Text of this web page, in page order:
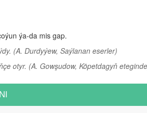
ýa-da mis gap.
(A. Durdyýew, Saýlanan eserler)
otyr. (A. Gowşudow, Köpetdagyň